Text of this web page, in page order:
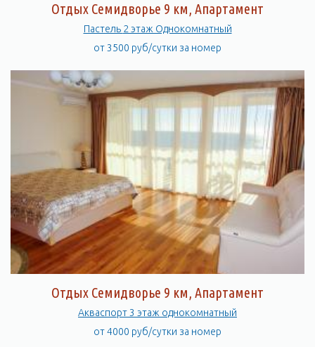
Отдых Семидворье 9 км, Апартамент
Пастель 2 этаж Однокомнатный
от 3500 руб/сутки за номер
Отдых Семидворье 9 км, Апартамент
Акваспорт 3 этаж однокомнатный
от 4000 руб/сутки за номер